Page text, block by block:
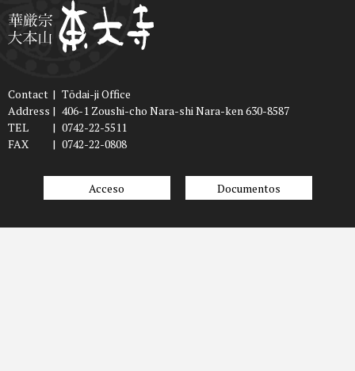
Contact | Tōdai-ji Office
Address | 406-1 Zoushi-cho Nara-shi Nara-ken 630-8587
TEL
| 0742-22-5511
FAX
| 0742-22-0808
Acceso Documentos